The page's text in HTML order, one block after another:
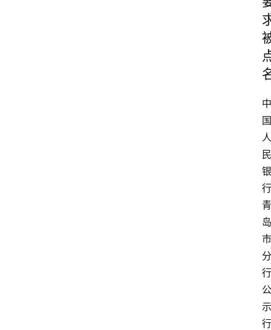
中
国
人
民
银
行
青
岛
市
分
行
公
示
行